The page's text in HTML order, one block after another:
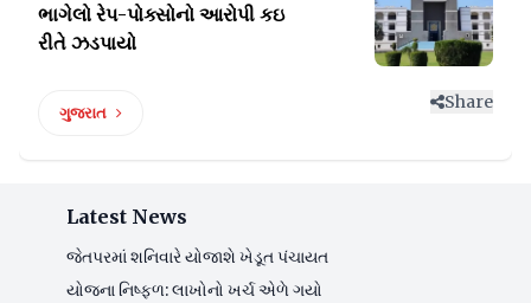
ભાગેલો રેપ-પોક્સોનો આરોપી કઇ
રીતે ઝડપાયો
ગુજરાત
Share
Latest News
જેતપરમાં શનિવારે યોજાશે ખેડૂત પંચાયત
યોજના નિષ્ફળ: લાખોનો ખર્ચ એળે ગયો